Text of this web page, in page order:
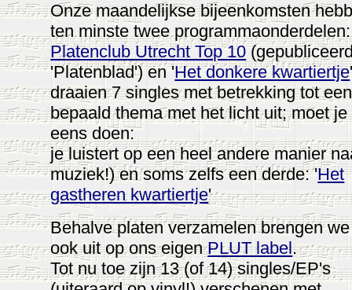
Onze maandelijkse bijeenkomsten
ten minste twee
Platenclub Utrecht Top 10
'Platenblad') en 'Het donkere kwartiertje
draaien 7 singles met betrekking tot een
bepaald thema met het licht uit; moet je
eens doen:
je luistert op een heel andere manier
muziek!) en soms zelfs een derde: 'Het
gastheren kwartiertje'
Behalve platen verzamelen brengen
ook uit op ons eigenPLUT label.
Tot nu toe zijn 13 (of 14) singles/EP's